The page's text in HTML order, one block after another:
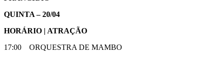
QUINTA – 20/04
HORÁRIO | ATRAÇÃO
17:00 ORQUESTRA DE MAMBO